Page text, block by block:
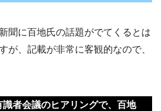
聞に百地氏の話題がでてくるとは
が、記載が非常に客観的なので、
者会議のヒアリングで、百地